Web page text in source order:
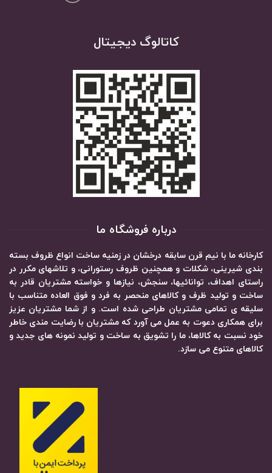
کاتالوگ دیجیتال
درباره فروشگاه ما
کارخانه ما با نیم قرن سابقه درخشان در زمنیه ساخت انواع ظروف بسته
بندی شیرینی، شکلات و همچنین ظروف رستورانی، و تلاشهای مکرر در
راستای اهداف، توانائیها، سنجش، نیازها و خواسته مشتریان قادر به
ساخت و تولید ظرف و کالاهای منحصر به فرد و فوق العاده متناسب با
سلیقه ی تمامی مشتریان طراحی شده است. و از شما مشتریان عزیز
برای همکاری دعوت به عمل می آورد که مشتریان با رضایت مندی خاطر
خود نسبت به کالاها، ما را تشویق به ساخت و تولید نمونه های جدید و
کالاهای متنوع می سازد.